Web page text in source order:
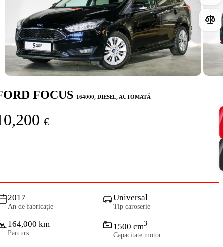
FOCUS 164000, DIESEL, AUTOMATĂ
€
2017
An de fabricație
Universal
Tip caroserie
164,000 km
Parcurs
1500 cm3
Capacitate motor